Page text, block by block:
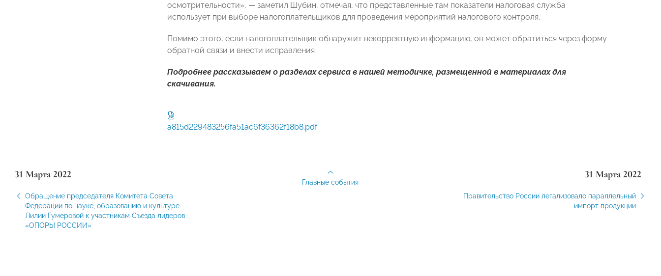
осмотрительности», — заметил Шубин, отмечая, что представленные там показатели налоговая служба
использует при выборе налогоплательщиков для проведения мероприятий налогового контроля.
Помимо этого, если налогоплательщик обнаружит некорректную информацию, он может обратиться через форму
обратной связи и внести исправления
Подробнее рассказываем о разделах сервиса в нашей методичке, размещенной в материалах для
скачивания.
a815d229483256fa51ac6f36362f18b8.pdf
31 Марта 2022
Обращение председателя Комитета Совета
Федерации по науке, образованию и культуре
Лилии Гумеровой к участникам Съезда лидеров
«ОПОРЫ РОССИИ»
31 Марта 2022
Правительство России легализовало параллельный
импорт продукции
Главные события